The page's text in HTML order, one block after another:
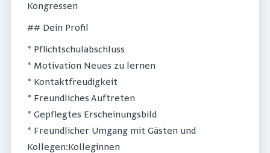
Kongressen
## Dein Profil
* Pflichtschulabschluss
* Motivation Neues zu lernen
* Kontaktfreudigkeit
* Freundliches Auftreten
* Gepflegtes Erscheinungsbild
* Freundlicher Umgang mit Gästen und
Kollegen:Kolleginnen